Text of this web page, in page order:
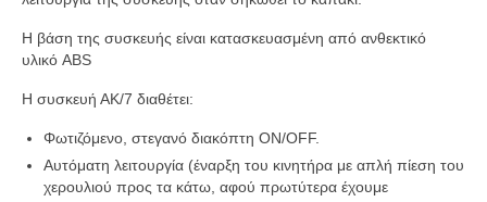
Η βάση της συσκευής είναι κατασκευασμένη από ανθεκτικό
υλικό ABS
Η συσκευή ΑΚ/7 διαθέτει:
Φωτιζόμενο, στεγανό διακόπτη ON/OFF.
Αυτόματη λειτουργία (έναρξη του κινητήρα με απλή πίεση του
χερουλιού προς τα κάτω, αφού πρωτύτερα έχουμε